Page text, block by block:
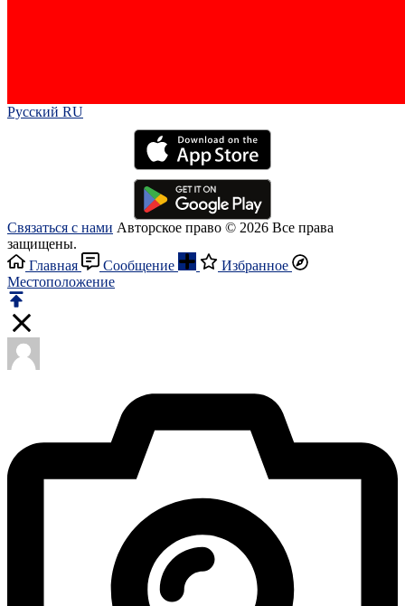
Русский RU‎
Связаться с нами Авторское право © 2026 Все права
защищены.
Главная
Сообщение
Избранное
Местоположение